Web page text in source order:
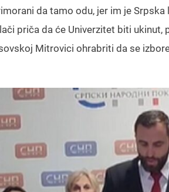
da tamo odu, jer im je
priča da će Univerzitet biti
Mitrovici ohrabriti da se